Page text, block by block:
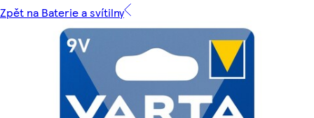
Zpět na Baterie a svítilny